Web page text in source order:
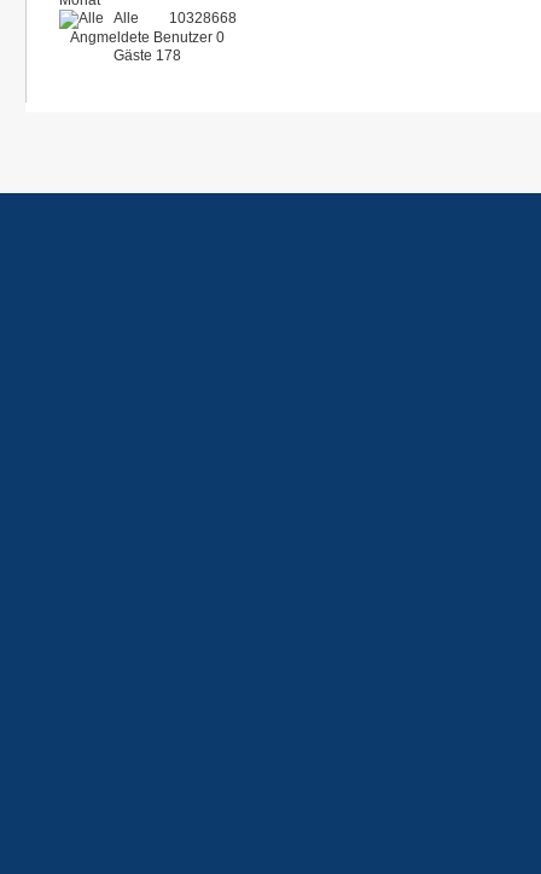
Alle
10328668
Angmeldete Benutzer 0
Gäste 178